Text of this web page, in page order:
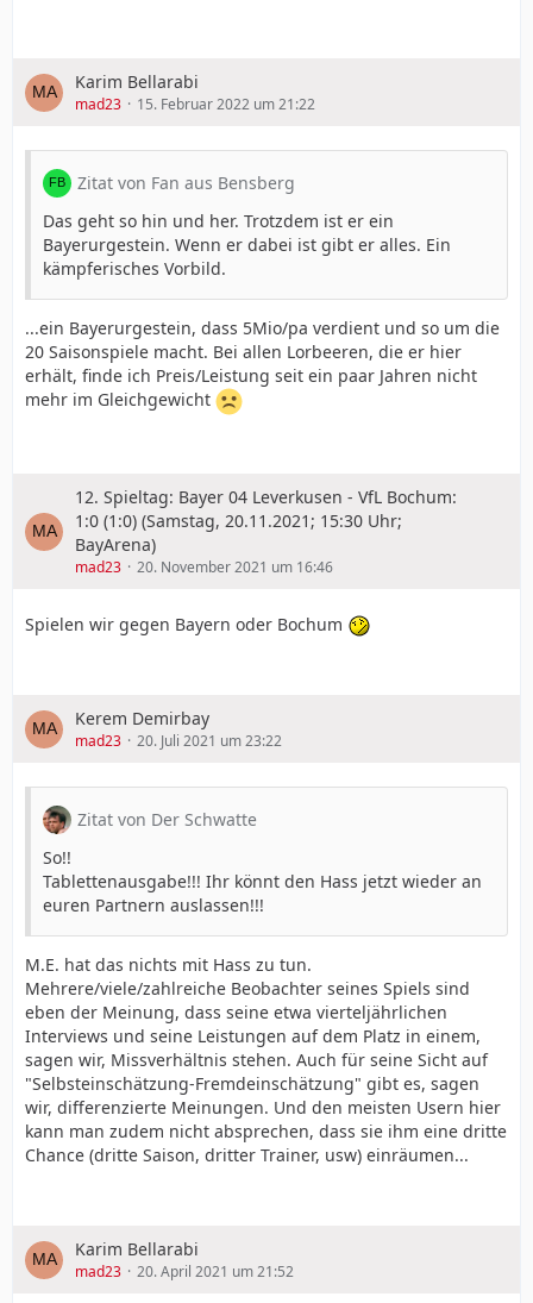
Karim Bellarabi
mad23 15. Februar 2022 um 21:22
Zitat von Fan aus Bensberg
Das geht so hin und her. Trotzdem ist er ein
Bayerurgestein. Wenn er dabei ist gibt er alles. Ein
kämpferisches Vorbild.
...ein Bayerurgestein, dass 5Mio/pa verdient und so um die
20 Saisonspiele macht. Bei allen Lorbeeren, die er hier
erhält, finde ich Preis/Leistung seit ein paar Jahren nicht
mehr im Gleichgewicht
12. Spieltag: Bayer 04 Leverkusen - VfL Bochum:
1:0 (1:0) (Samstag, 20.11.2021; 15:30 Uhr;
BayArena)
mad23 20. November 2021 um 16:46
Spielen wir gegen Bayern oder Bochum
Kerem Demirbay
mad23 20. Juli 2021 um 23:22
Zitat von Der Schwatte
So!!
Tablettenausgabe!!! Ihr könnt den Hass jetzt wieder an
euren Partnern auslassen!!!
M.E. hat das nichts mit Hass zu tun.
Mehrere/viele/zahlreiche Beobachter seines Spiels sind
eben der Meinung, dass seine etwa vierteljährlichen
Interviews und seine Leistungen auf dem Platz in einem,
sagen wir, Missverhältnis stehen. Auch für seine Sicht auf
"Selbsteinschätzung-Fremdeinschätzung" gibt es, sagen
wir, differenzierte Meinungen. Und den meisten Usern hier
kann man zudem nicht absprechen, dass sie ihm eine dritte
Chance (dritte Saison, dritter Trainer, usw) einräumen...
Karim Bellarabi
mad23 20. April 2021 um 21:52